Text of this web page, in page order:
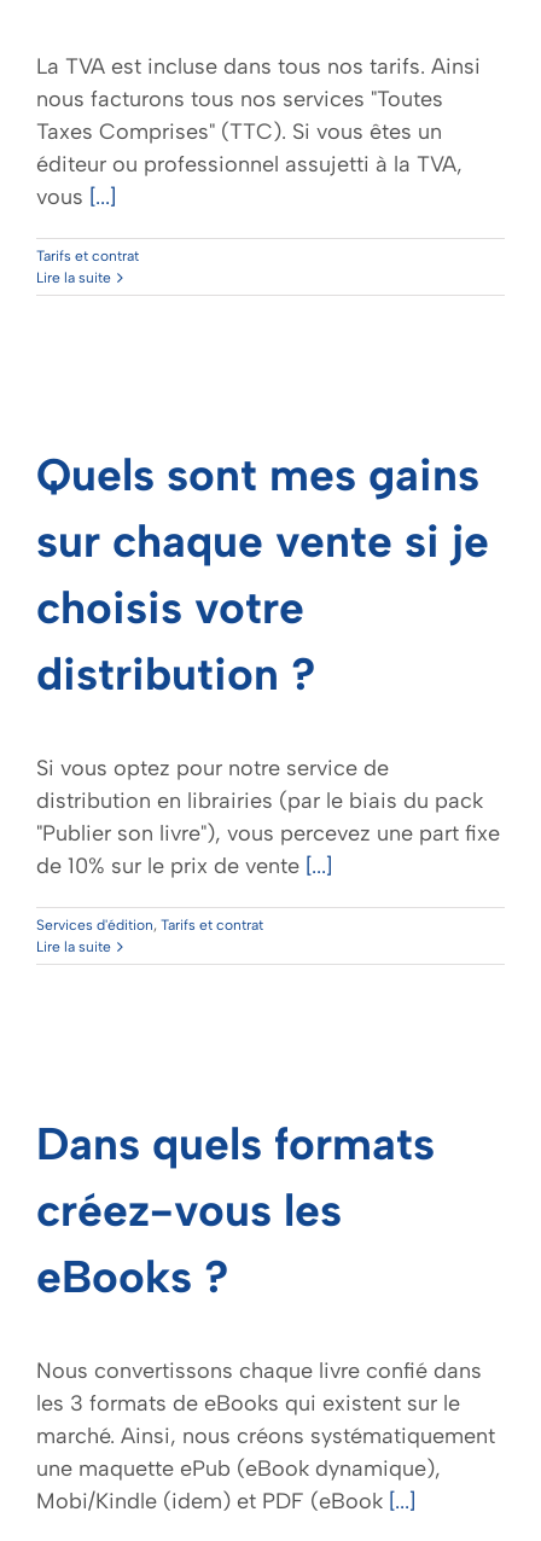
La TVA est incluse dans tous nos tarifs. Ainsi
nous facturons tous nos services "Toutes
Taxes Comprises" (TTC). Si vous êtes un
éditeur ou professionnel assujetti à la TVA,
vous [...]
Tarifs et contrat
Lire la suite
Quels sont mes gains
sur chaque vente si je
choisis votre
distribution ?
Si vous optez pour notre service de
distribution en librairies (par le biais du pack
"Publier son livre"), vous percevez une part fixe
de 10% sur le prix de vente [...]
Services d'édition, Tarifs et contrat
Lire la suite
Dans quels formats
créez-vous les
eBooks ?
Nous convertissons chaque livre confié dans
les 3 formats de eBooks qui existent sur le
marché. Ainsi, nous créons systématiquement
une maquette ePub (eBook dynamique),
Mobi/Kindle (idem) et PDF (eBook [...]